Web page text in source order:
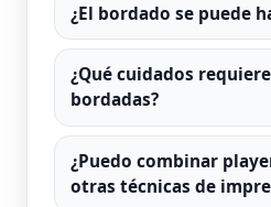
¿El bordado se puede
¿Qué cuidados
bordadas?
¿Puedo combinar
otras técnicas de